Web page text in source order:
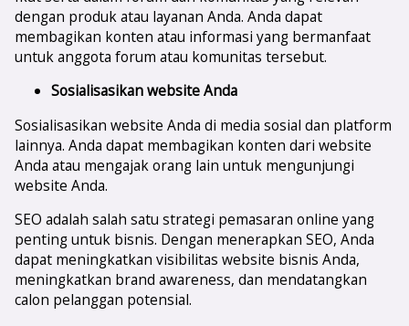
dengan produk atau layanan Anda. Anda dapat
membagikan konten atau informasi yang bermanfaat
untuk anggota forum atau komunitas tersebut.
Sosialisasikan website Anda
Sosialisasikan website Anda di media sosial dan platform
lainnya. Anda dapat membagikan konten dari website
Anda atau mengajak orang lain untuk mengunjungi
website Anda.
SEO adalah salah satu strategi pemasaran online yang
penting untuk bisnis. Dengan menerapkan SEO, Anda
dapat meningkatkan visibilitas website bisnis Anda,
meningkatkan brand awareness, dan mendatangkan
calon pelanggan potensial.